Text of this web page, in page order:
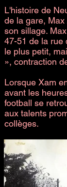
L'histoire de
de la gare,
son sillage.
47-51 de la rue
le plus petit,
», contraction
Lorsque Xam
avant les
football se
aux talents
collèges.